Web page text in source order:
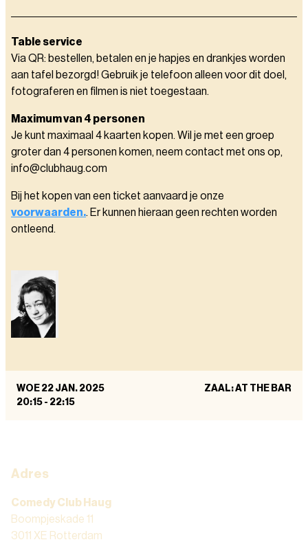
Table service
Via QR: bestellen, betalen en je hapjes en drankjes worden
aan tafel bezorgd! Gebruik je telefoon alleen voor dit doel,
fotograferen en filmen is niet toegestaan.
Maximum van 4 personen
Je kunt maximaal 4 kaarten kopen. Wil je met een groep
groter dan 4 personen komen, neem contact met ons op,
info@clubhaug.com
Bij het kopen van een ticket aanvaard je onze
voorwaarden.. Er kunnen hieraan geen rechten worden
ontleend.
WOE 22 JAN. 2025
20:15 - 22:15
ZAAL: AT THE BAR
Adres
Comedy Club Haug
Boompjeskade 11
3011 XE Rotterdam